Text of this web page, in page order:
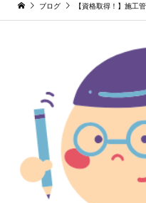
ブログ 【資格取得！】施工